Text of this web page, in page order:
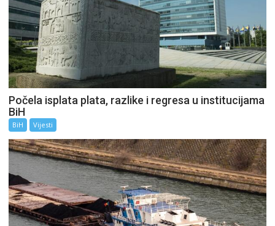
Počela isplata plata, razlike i regresa u institucijama
BiH
BiH Vijesti